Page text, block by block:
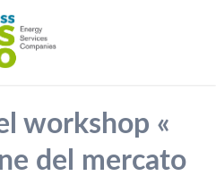
workshop «
del mercato